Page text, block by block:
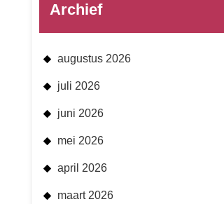
Archief
augustus 2026
juli 2026
juni 2026
mei 2026
april 2026
maart 2026